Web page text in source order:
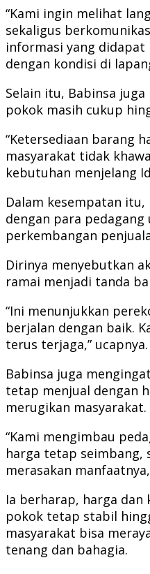
“Kami ingin melihat
sekaligus
informasi yang didapat
dengan kondisi di
Selain itu, Babinsa
pokok masih cukup
“Ketersediaan barang
masyarakat tidak
kebutuhan menjelang
Dalam kesempatan
dengan para
perkembangan
Dirinya menyebutkan
ramai menjadi tanda
“Ini menunjukkan
berjalan dengan baik.
terus terjaga,” ucapnya.
Babinsa juga
tetap menjual dengan
merugikan masyarakat.
“Kami mengimbau
harga tetap seimbang,
merasakan
Ia berharap, harga dan
pokok tetap stabil
masyarakat bisa
tenang dan bahagia.